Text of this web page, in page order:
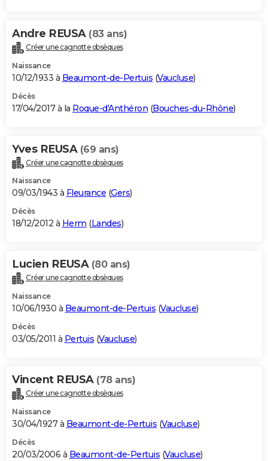
Andre REUSA (83 ans)
Créer une cagnotte obsèques
Naissance
10/12/1933 à Beaumont-de-Pertuis (Vaucluse)
Décès
17/04/2017 à la Roque-d'Anthéron (Bouches-du-Rhône)
Yves REUSA (69 ans)
Créer une cagnotte obsèques
Naissance
09/03/1943 à Fleurance (Gers)
Décès
18/12/2012 à Herm (Landes)
Lucien REUSA (80 ans)
Créer une cagnotte obsèques
Naissance
10/06/1930 à Beaumont-de-Pertuis (Vaucluse)
Décès
03/05/2011 à Pertuis (Vaucluse)
Vincent REUSA (78 ans)
Créer une cagnotte obsèques
Naissance
30/04/1927 à Beaumont-de-Pertuis (Vaucluse)
Décès
20/03/2006 à Beaumont-de-Pertuis (Vaucluse)